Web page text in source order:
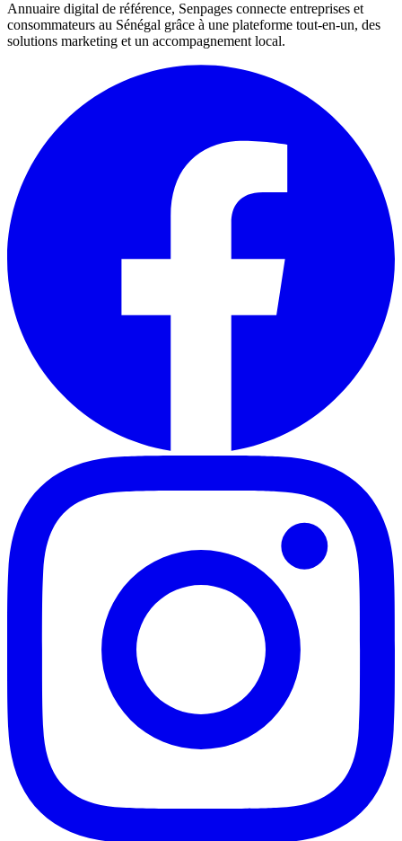
Annuaire digital de référence, Senpages connecte entreprises et
consommateurs au Sénégal grâce à une plateforme tout-en-un, des
solutions marketing et un accompagnement local.